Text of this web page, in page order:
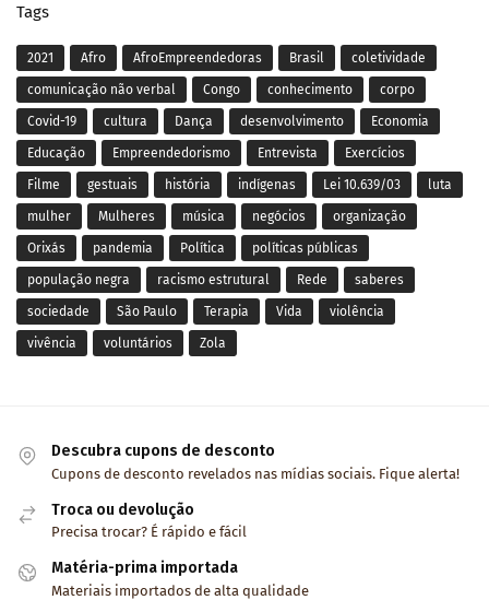
Tags
2021 Afro AfroEmpreendedoras Brasil coletividade
comunicação não verbal Congo conhecimento corpo
Covid-19 cultura Dança desenvolvimento Economia
Educação Empreendedorismo Entrevista Exercícios
Filme gestuais história indígenas Lei 10.639/03 luta
mulher Mulheres música negócios organização
Orixás pandemia Política políticas públicas
população negra racismo estrutural Rede saberes
sociedade São Paulo Terapia Vida violência
vivência voluntários Zola
Descubra cupons de desconto
Cupons de desconto revelados nas mídias sociais. Fique alerta!
Troca ou devolução
Precisa trocar? É rápido e fácil
Matéria-prima importada
Materiais importados de alta qualidade